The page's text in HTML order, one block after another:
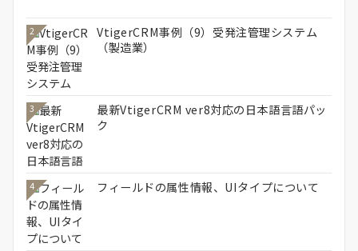
2
VtigerCRM事例（9）受発注管理システム
（製造業）
3
最新VtigerCRM ver8対応の日本語言語パッ
ク
4 フィールドの属性情報、UIタイプについて